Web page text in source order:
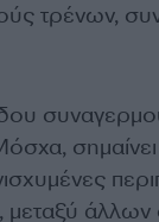
τρένων,